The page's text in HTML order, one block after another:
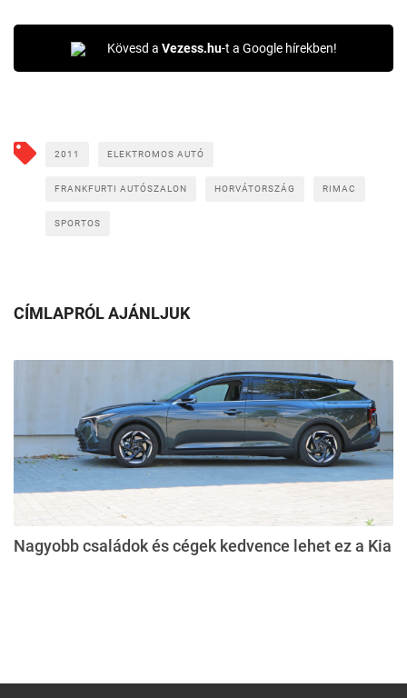
Kövesd a Vezess.hu-t a Google hírekben!
2011 ELEKTROMOS AUTÓ
FRANKFURTI AUTÓSZALON HORVÁTORSZÁG RIMAC
SPORTOS
CÍMLAPRÓL AJÁNLJUK
Nagyobb családok és cégek kedvence lehet ez a Kia